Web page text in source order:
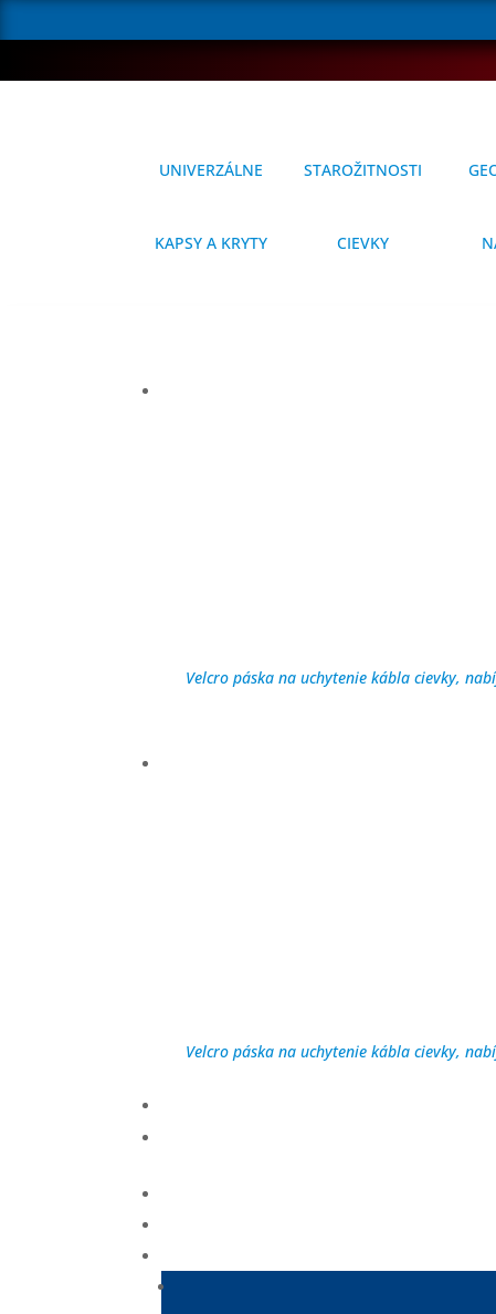
UNIVERZÁLNE STAROŽITNOSTI
KAPSY A KRYTY CIEVKY
Velcro páska na uchytenie kábla cievky,
Velcro páska na uchytenie kábla cievky,